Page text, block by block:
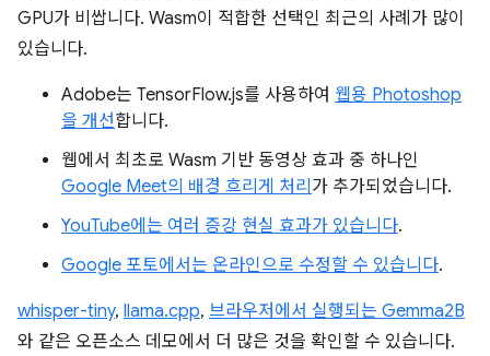
GPU가 비쌉니다. Wasm이 적합한 선택인 최근의 사례가 많이
있습니다.
Adobe는 TensorFlow.js를 사용하여 웹용 Photoshop
을 개선합니다.
웹에서 최초로 Wasm 기반 동영상 효과 중 하나인
Google Meet의 배경 흐리게 처리 가 추가되었습니다.
YouTube에는 여러 증강 현실 효과가 있습니다.
Google 포토에서는 온라인으로 수정할 수 있습니다.
whisper-tiny, llama.cpp, 브라우저에서 실행되는 Gemma2B
와 같은 오픈소스 데모에서 더 많은 것을 확인할 수 있습니다.